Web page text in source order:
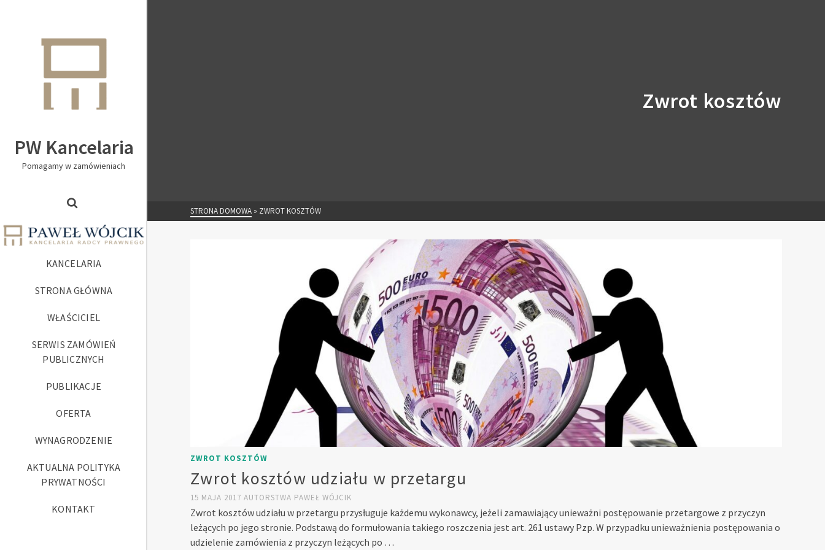
PW Kancelaria
Pomagamy w zamówieniach
KANCELARIA
STRONA GŁÓWNA
WŁAŚCICIEL
SERWIS ZAMÓWIEŃ
PUBLICZNYCH
PUBLIKACJE
OFERTA
WYNAGRODZENIE
AKTUALNA POLITYKA
PRYWATNOŚCI
KONTAKT
Zwrot kosztów
STRONA DOMOWA » ZWROT KOSZTÓW
ZWROT KOSZTÓW
Zwrot kosztów udziału w przetargu
15 MAJA 2017AUTORSTWA PAWEŁ WÓJCIK
Zwrot kosztów udziału w przetargu przysługuje każdemu wykonawcy, jeżeli zamawiający unieważni postępowanie przetargowe z przyczyn
leżących po jego stronie. Podstawą do formułowania takiego roszczenia jest art. 261 ustawy Pzp. W przypadku unieważnienia postępowania o
udzielenie zamówienia z przyczyn leżących po …